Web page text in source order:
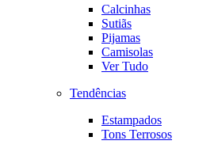
Calcinhas
Sutiãs
Pijamas
Camisolas
Ver Tudo
Tendências
Estampados
Tons Terrosos